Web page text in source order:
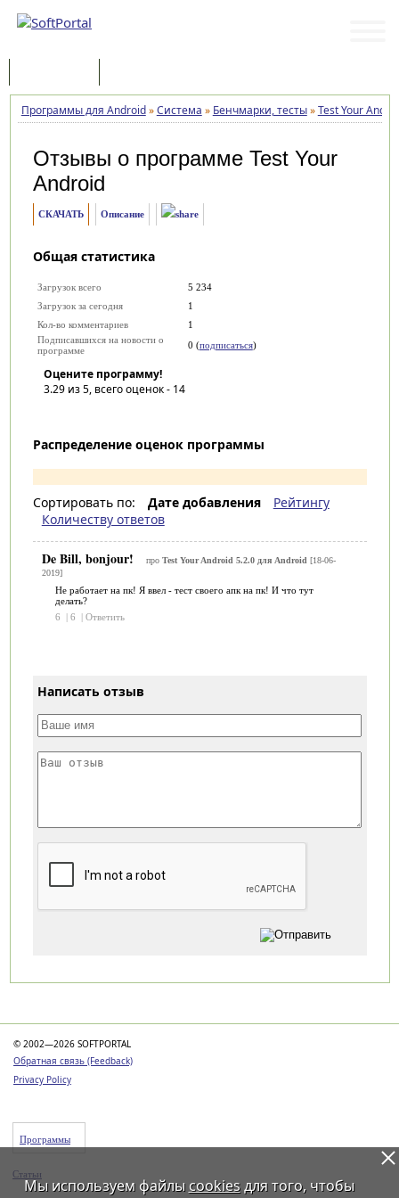
Программы для Android»Система » Бенчмарки, тесты»Test Your
Отзывы о программе Test Your
Android
СКАЧАТЬ Описание
Общая статистика
Загрузок всего
5 234
Загрузок за сегодня
1
Кол-во комментариев
1
Подписавшихся на новости о
программе
0 (подписаться)
Оцените программу!
3.29из 5, всего оценок - 14
Распределение оценок программы
Сортировать по: Дате добавления
Рейтингу
Количеству ответов
De Bill, bonjour! про Test Your Android 5.2.0 для Android [18-06-
2019]
Не работает на пк! Я ввел - тест своего апк на пк! И что тут
делать?
6
| 6 | Ответить
Написать отзыв
© 2002—2026 SOFTPORTAL
Обратная связь (Feedback)
Privacy Policy
Программы
Статьи
Мы используем файлы cookiesдля того, чтобы